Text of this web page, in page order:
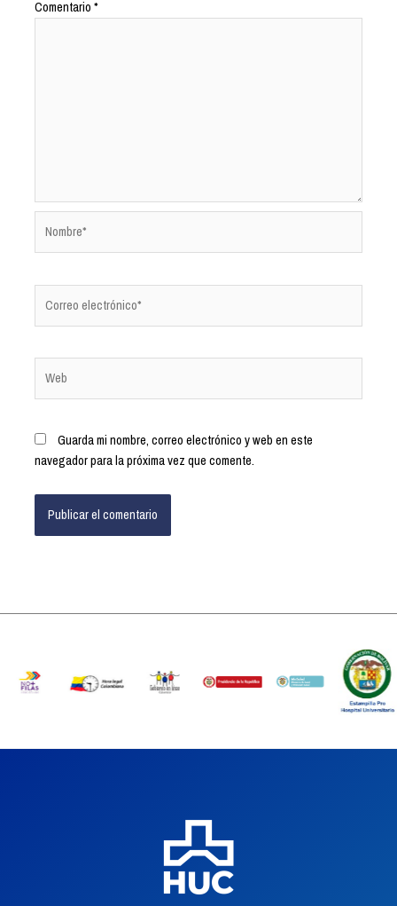
Comentario*
Guarda mi nombre, correo electrónico y web en este
navegador para la próxima vez que comente.